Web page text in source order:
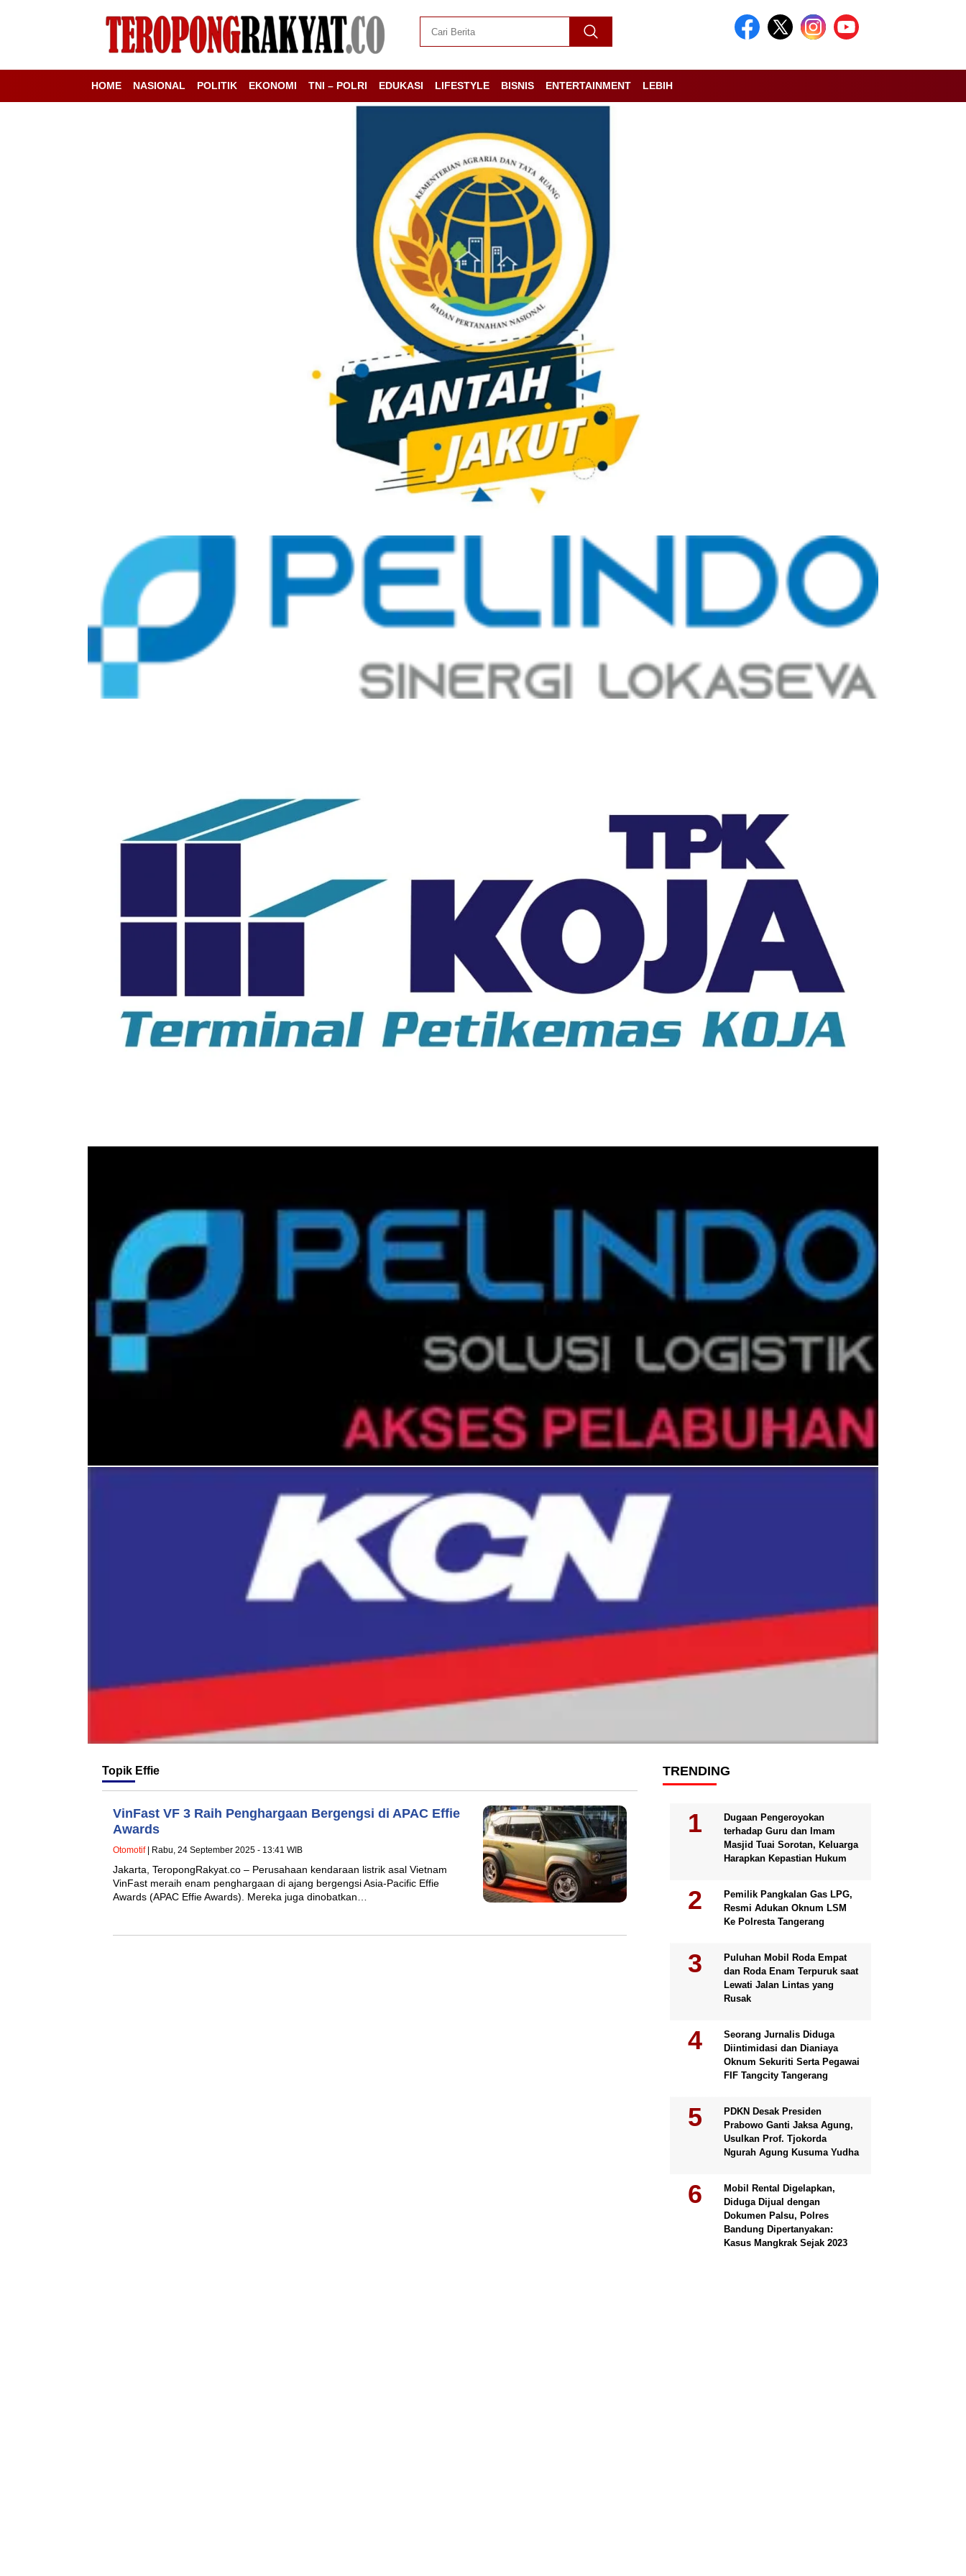
HOME NASIONAL POLITIK EKONOMI TNI – POLRI EDUKASI LIFESTYLE BISNIS ENTERTAINMENT LEBIH
Topik Effie
VinFast VF 3 Raih Penghargaan Bergengsi di APAC Effie
Awards
Otomotif| Rabu, 24 September 2025 - 13:41 WIB
Jakarta, TeropongRakyat.co – Perusahaan kendaraan listrik asal Vietnam
VinFast meraih enam penghargaan di ajang bergengsi Asia-Pacific Effie
Awards (APAC Effie Awards). Mereka juga dinobatkan…
TRENDING
Dugaan Pengeroyokan
terhadap Guru dan Imam
Masjid Tuai Sorotan, Keluarga
Harapkan Kepastian Hukum
Pemilik Pangkalan Gas LPG,
Resmi Adukan Oknum LSM
Ke Polresta Tangerang
Puluhan Mobil Roda Empat
dan Roda Enam Terpuruk saat
Lewati Jalan Lintas yang
Rusak
Seorang Jurnalis Diduga
Diintimidasi dan Dianiaya
Oknum Sekuriti Serta Pegawai
FIF Tangcity Tangerang
PDKN Desak Presiden
Prabowo Ganti Jaksa Agung,
Usulkan Prof. Tjokorda
Ngurah Agung Kusuma Yudha
Mobil Rental Digelapkan,
Diduga Dijual dengan
Dokumen Palsu, Polres
Bandung Dipertanyakan:
Kasus Mangkrak Sejak 2023